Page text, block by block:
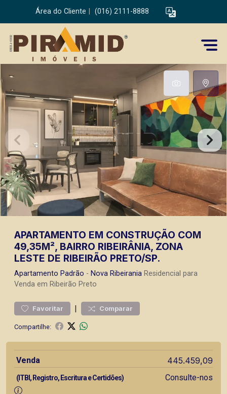
Área do Cliente (016) 2111-8888
APARTAMENTO EM CONSTRUÇÃO COM
49,35M², BAIRRO RIBEIRÂNIA, ZONA
LESTE DE RIBEIRÃO PRETO/SP.
Apartamento Padrão - Nova Ribeirania Residencial para
Venda em Ribeirão Preto
Favoritar | Comparar
Compartilhe:
Venda 445.459,09
(ITBI, Registro, Escritura e Certidões) Consulte-nos